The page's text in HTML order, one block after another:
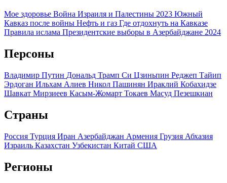
Мое здоровье Война Израиля и Палестины 2023 Южный
Кавказ после войны Нефть и газ Где отдохнуть на Кавказе
Правила ислама Президентские выборы в Азербайджане 2024
Персоны
Владимир Путин Дональд Трамп Си Цзиньпин Реджеп Тайип
Эрдоган Ильхам Алиев Никол Пашинян Ираклий Кобахидзе
Шавкат Мирзиеев Касым-Жомарт Токаев Масуд Пезешкиан
Страны
Россия Турция Иран Азербайджан Армения Грузия Абхазия
Израиль Казахстан Узбекистан Китай США
Регионы